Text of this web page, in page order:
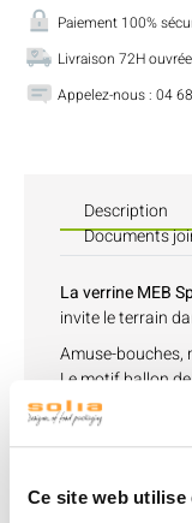
Ce site web utilise
Paiement 100%
Livraison 72H
Appelez-nous : 04
Description
Documents
La verrine MEB
invite le terrain
Amuse-bouches,
Le motif ballon
verrines en une
pour les soirées
événements
Stable